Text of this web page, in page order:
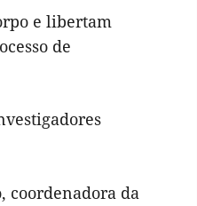
e libertam
de
coordenadora da